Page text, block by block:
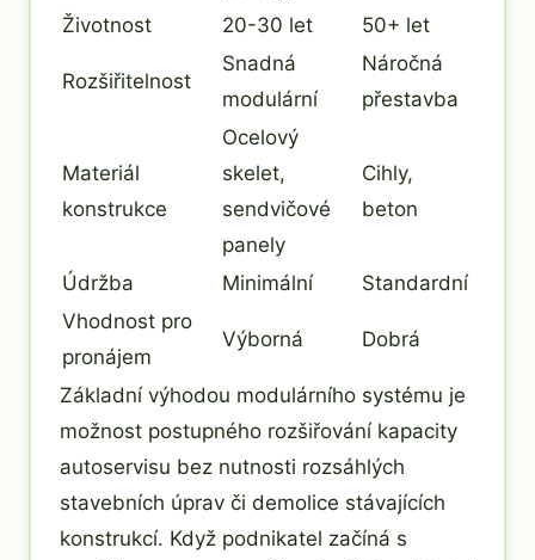
Životnost 20-30 let 50+ let
Rozšiřitelnost
Snadná
modulární
Náročná
přestavba
Materiál
konstrukce
Ocelový
skelet,
sendvičové
panely
Cihly,
beton
Údržba Minimální
Standardní
Vhodnost pro
pronájem
Výborná Dobrá
Základní výhodou modulárního systému je
možnost postupného rozšiřování kapacity
autoservisu bez nutnosti rozsáhlých
stavebních úprav či demolice stávajících
konstrukcí. Když podnikatel začíná s